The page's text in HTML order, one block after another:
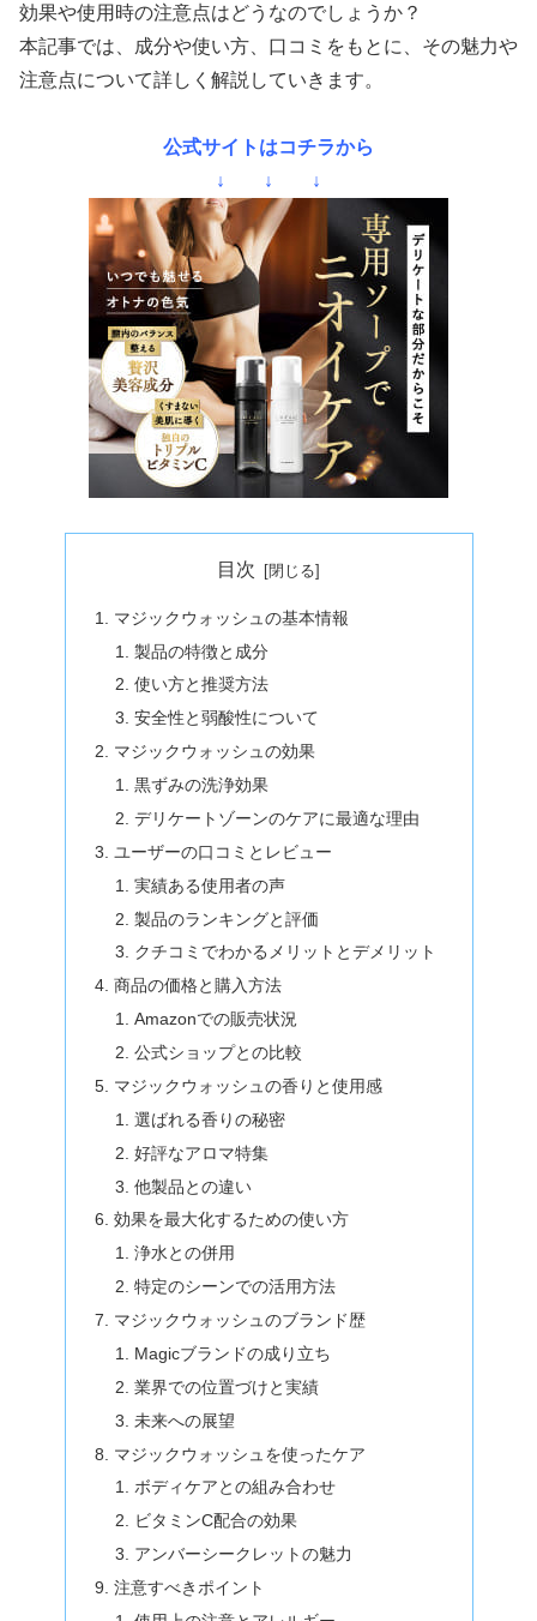
効果や使用時の注意点はどうなのでしょうか？
本記事では、成分や使い方、口コミをもとに、その魅力や
注意点について詳しく解説していきます。
公式サイトはコチラから
↓ ↓ ↓
目次
マジックウォッシュの基本情報
製品の特徴と成分
使い方と推奨方法
安全性と弱酸性について
マジックウォッシュの効果
黒ずみの洗浄効果
デリケートゾーンのケアに最適な理由
ユーザーの口コミとレビュー
実績ある使用者の声
製品のランキングと評価
クチコミでわかるメリットとデメリット
商品の価格と購入方法
Amazonでの販売状況
公式ショップとの比較
マジックウォッシュの香りと使用感
選ばれる香りの秘密
好評なアロマ特集
他製品との違い
効果を最大化するための使い方
浄水との併用
特定のシーンでの活用方法
マジックウォッシュのブランド歴
Magicブランドの成り立ち
業界での位置づけと実績
未来への展望
マジックウォッシュを使ったケア
ボディケアとの組み合わせ
ビタミンC配合の効果
アンバーシークレットの魅力
注意すべきポイント